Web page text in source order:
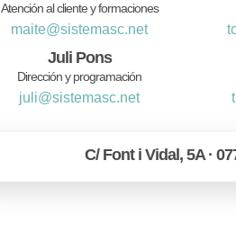
Atención al cliente y formaciones
maite@sistemasc.net
Juli Pons
Dirección y programación
juli@sistemasc.net
C/ Font i Vidal, 5A ·